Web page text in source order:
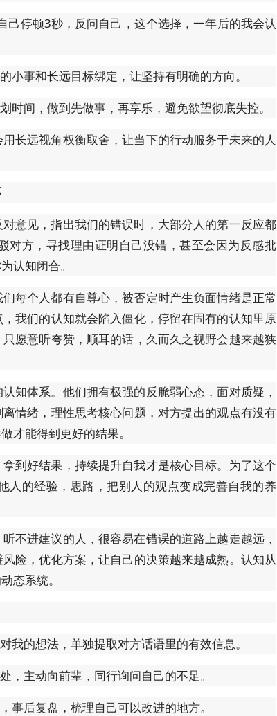
停顿3秒，反问自己，这个选择，一年后的我会认
事和长远目标绑定，让坚持有明确的方向。
间，做到先做事，再享乐，避免欲望彻底失控。
长远视角权衡取舍，让当下的行动服务于未来的人
意见，指出我们的错误时，大部分人的第一反应都
对方，寻找理由证明自己没错，甚至会因为反感批
认知闭合。
每个人都有自尊心，被否定时产生负面情绪是正常
我们的认知就会陷入僵化，停留在固有的认知里原
愿意听夸赞，顺耳的话，久而久之视野会越来越狭
知体系。他们拥有极强的反脆弱心态，面对质疑，
情绪，理性思考核心问题，对方提出的观点有没有
才能得到更好的结果。
到好结果，持续提升自我才是核心目标。为了这个
人的经验，思路，把别人的观点变成完善自我的养
不进建议的人，很容易在错误的道路上越走越远，
险，优化方案，让自己的决策越来越成熟。认知从
态系统。
的想法，单独提取对方话语里的有效信息。
主动向前辈，同行询问自己的不足。
后复盘，梳理自己可以改进的地方。